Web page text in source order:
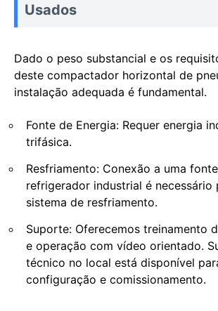
Usados
Dado o peso substancial e os
deste compactador horizontal de
instalação adequada é fundamental.
Fonte de Energia: Requer energia
trifásica.
Resfriamento: Conexão a uma
refrigerador industrial é necessário
sistema de resfriamento.
Suporte: Oferecemos treinamento
e operação com vídeo orientado.
técnico no local está disponível
configuração e comissionamento.